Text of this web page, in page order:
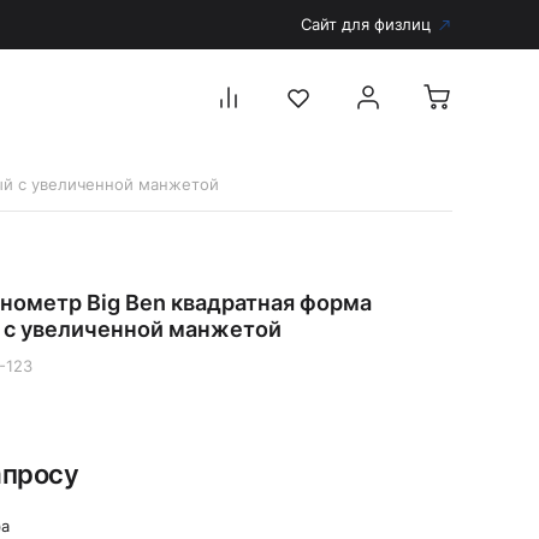
Сайт для физлиц
Аксессуары для дерматоскопов
Дерматоскопы
Аккумуляторы и зарядные устройства
с увеличенной манжетой
Big Ben квадратная форма
увеличенной манжетой
123